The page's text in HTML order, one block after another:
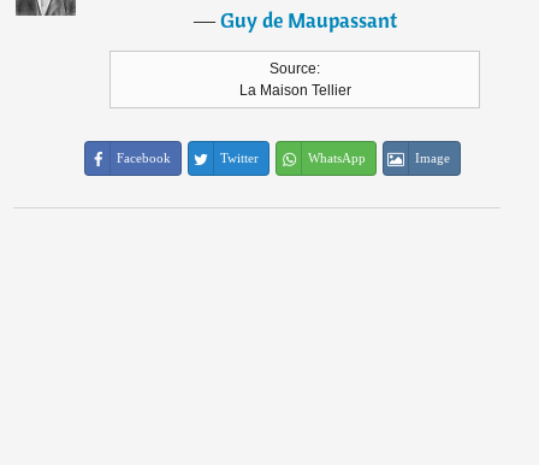
―Guy de Maupassant
Source:
La Maison Tellier
Facebook Twitter WhatsApp Image